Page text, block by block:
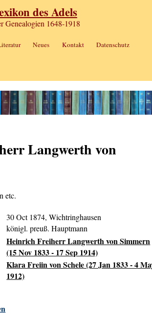
des Adels
Genealogien 1648-1918
Neues Kontakt Datenschutz
Langwerth von
etc.
30 Oct 1874, Wichtringhausen
königl. preuß. Hauptmann
Heinrich Freiherr Langwerth von Simmern
(15 Nov 1833 - 17 Sep 1914)
Klara Freiin von Schele (27 Jan 1833 - 4
1912)